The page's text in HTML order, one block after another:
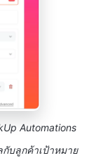
Automations
บลูกค้าเป้าหมาย